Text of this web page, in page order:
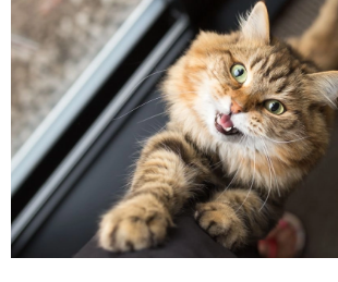
BUDUJEMY DOM
OGRÓD
WARZYWA I OWOCE